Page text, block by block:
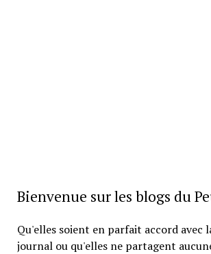
Bienvenue sur les blogs du
Qu'elles soient en parfait accord avec
journal ou qu'elles ne partagent